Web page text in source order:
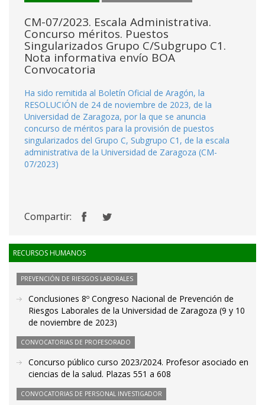
CM-07/2023. Escala Administrativa.
Concurso méritos. Puestos
Singularizados Grupo C/Subgrupo C1.
Nota informativa envío BOA
Convocatoria
Ha sido remitida al Boletín Oficial de Aragón, la
RESOLUCIÓN de 24 de noviembre de 2023, de la
Universidad de Zaragoza, por la que se anuncia
concurso de méritos para la provisión de puestos
singularizados del Grupo C, Subgrupo C1, de la escala
administrativa de la Universidad de Zaragoza (CM-
07/2023)
Compartir:
RECURSOS HUMANOS
PREVENCIÓN DE RIESGOS LABORALES
Conclusiones 8º Congreso Nacional de Prevención de
Riesgos Laborales de la Universidad de Zaragoza (9 y 10
de noviembre de 2023)
CONVOCATORIAS DE PROFESORADO
Concurso público curso 2023/2024. Profesor asociado en
ciencias de la salud. Plazas 551 a 608
CONVOCATORIAS DE PERSONAL INVESTIGADOR